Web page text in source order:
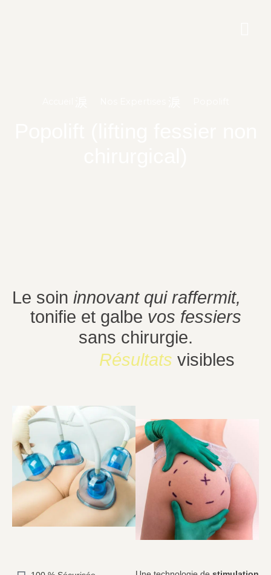
Le soin innovant qui raffermit,
tonifie et galbe vos fessiers
sans chirurgie.
Résultats visibles